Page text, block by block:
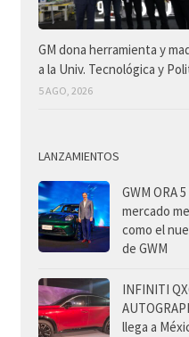
GM dona herramienta y
a la Univ. Tecnológica y
5 AGO, 2026
LANZAMIENTOS
GWM ORA
mercado
como el
de GWM
INFINITI
llega a